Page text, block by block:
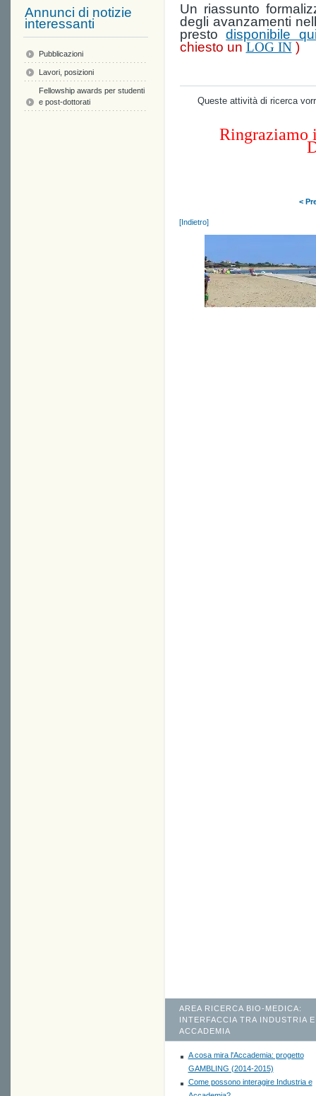
Un riassunto
degli avanzamenti
prestodisponibile
chiesto unLOG IN)
Queste attività di ricerca
Ringraziamo
<
[Indietro]
AREA RICERCA BIO-MEDICA:
INTERFACCIA TRA INDUSTRIA E
ACCADEMIA
A cosa mira l'Accademia: progetto
GAMBLING (2014-2015)
Come possono interagire Industria e
Annunci di notizie
interessanti
Pubblicazioni
Lavori, posizioni
Fellowship awards per studenti
e post-dottorati